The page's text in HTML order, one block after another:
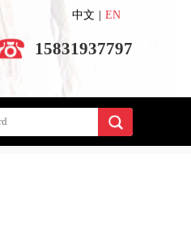
15831937797
中文 EN